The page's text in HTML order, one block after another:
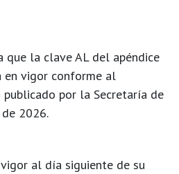
que la clave AL del apéndice
en vigor conforme al
por la Secretaría de
2026.
al día siguiente de su